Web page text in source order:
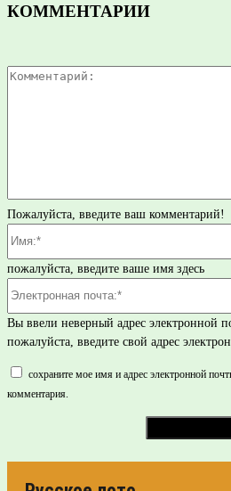
КОММЕНТАРИИ
Пожалуйста, введите ваш комментарий!
пожалуйста, введите ваше имя здесь
Вы ввели неверный адрес электронной
пожалуйста, введите свой адрес
сохраните мое имя и адрес электронной
комментария.